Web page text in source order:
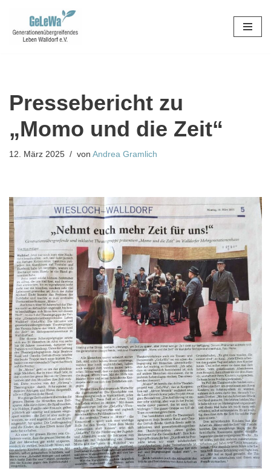
Zum
Pressebericht zu
„Momo und die Zeit“
12. März 2025 von Andrea Gramlich